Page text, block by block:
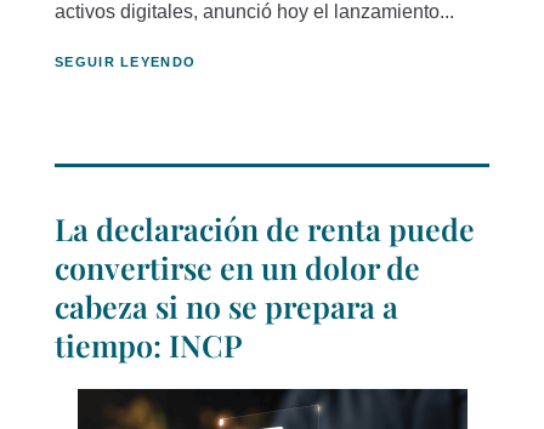
activos digitales, anunció hoy el lanzamiento...
SEGUIR LEYENDO
La declaración de renta puede
convertirse en un dolor de
cabeza si no se prepara a
tiempo: INCP